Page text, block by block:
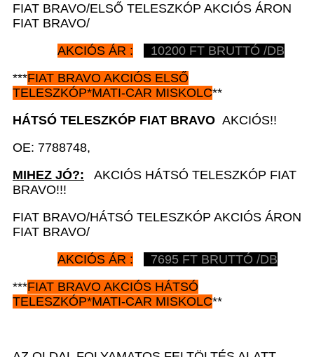
FIAT BRAVO/ELSŐ TELESZKÓP AKCIÓS ÁRON
FIAT BRAVO/
AKCIÓS ÁR :
10200 FT BRUTTÓ /DB
***FIAT BRAVO AKCIÓS ELSŐ
TELESZKÓP*MATI-CAR MISKOLC**
HÁTSÓ TELESZKÓP FIAT BRAVO AKCIÓS!!
OE: 7788748,
MIHEZ JÓ?: AKCIÓS HÁTSÓ TELESZKÓP FIAT
BRAVO!!!
FIAT BRAVO/HÁTSÓ TELESZKÓP AKCIÓS ÁRON
FIAT BRAVO/
AKCIÓS ÁR :
7695 FT BRUTTÓ /DB
***FIAT BRAVO AKCIÓS HÁTSÓ
TELESZKÓP*MATI-CAR MISKOLC**